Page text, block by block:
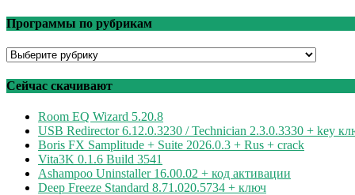
Программы по рубрикам
Программы
рубрикам
Сейчас скачивают
Room EQ Wizard 5.20.8
USB Redirector 6.12.0.3230 / Technician 2.3.0.3330 + key
Boris FX Samplitude + Suite 2026.0.3 + Rus + crack
Vita3K 0.1.6 Build 3541
Ashampoo Uninstaller 16.00.02 + код активации
Deep Freeze Standard 8.71.020.5734 + ключ